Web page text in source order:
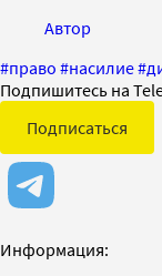
Автор
#право #насилие#
Подпишитесь на
Подписаться
Информация: